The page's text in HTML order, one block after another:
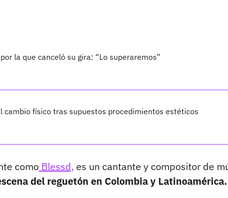
la que canceló su gira: “Lo superaremos”
cambio físico tras supuestos procedimientos estéticos
como Blessd, es un cantante y compositor de
del reguetón en Colombia y Latinoamérica.